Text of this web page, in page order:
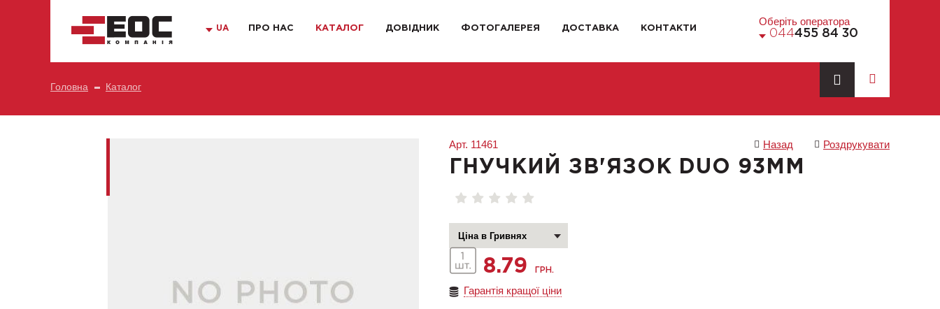
UA ПРО НАС КАТАЛОГ ДОВІДНИК ФОТОГАЛЕРЕЯ ДОСТАВКА КОНТАКТИ
Оберіть оператора
044455 84 30
Головна Каталог
Арт. 11461 Назад Роздрукувати
ГНУЧКИЙ ЗВ'ЯЗОК DUO 93ММ
8.79 ГРН.
Гарантія кращої ціни